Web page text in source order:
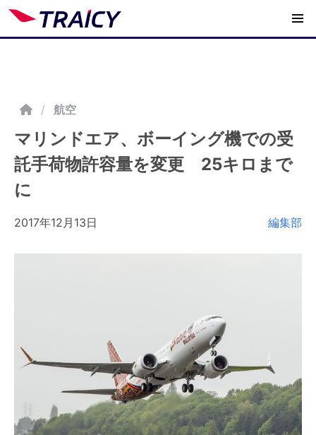
/ 航空
マリンドエア、ボーイング機での受
託手荷物許容量を変更 25キロまで
に
2017年12月13日 編集部